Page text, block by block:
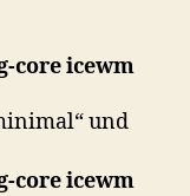
core icewm
und
core icewm